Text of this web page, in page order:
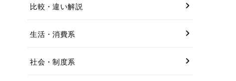
比較・違い解説
生活・消費系
社会・制度系